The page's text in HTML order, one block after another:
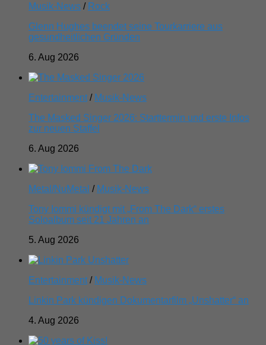
Musik-News / Rock
Glenn Hughes beendet seine Tourkarriere aus
gesundheitlichen Gründen
6. Aug 2026
Entertainment / Musik-News
The Masked Singer 2026: Starttermin und erste Infos
zur neuen Staffel
6. Aug 2026
Metal/NuMetal / Musik-News
Tony Iommi kündigt mit „From The Dark“ erstes
Soloalbum seit 21 Jahren an
5. Aug 2026
Entertainment / Musik-News
Linkin Park kündigen Dokumentarfilm „Unshatter“ an
4. Aug 2026